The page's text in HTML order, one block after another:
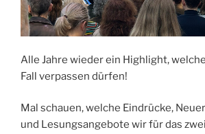
Alle Jahre wieder ein Highlight,
Fall verpassen dürfen!
Mal schauen, welche Eindrücke,
und Lesungsangebote wir für das